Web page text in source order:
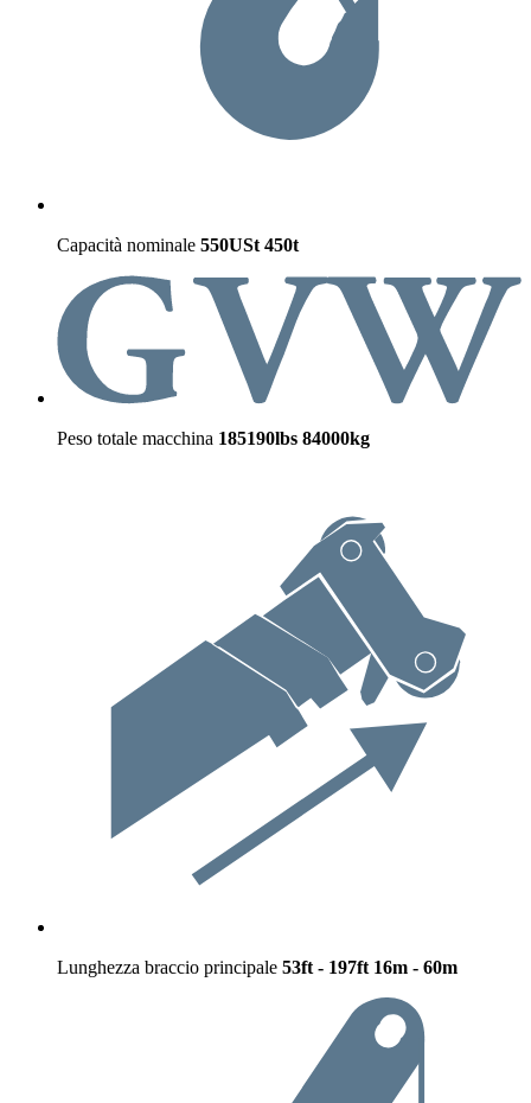
Capacità nominale 550USt 450t
Peso totale macchina 185190lbs 84000kg
Lunghezza braccio principale 53ft - 197ft 16m - 60m